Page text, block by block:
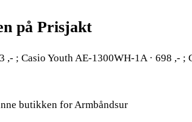
på Prisjakt
; Casio Youth AE-1300WH-1A · 698 ,- ;
butikken for Armbåndsur